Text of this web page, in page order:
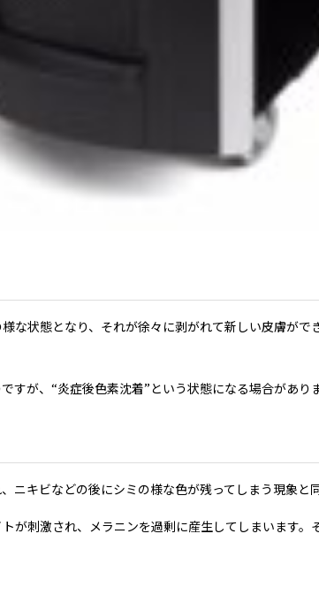
な状態となり、それが徐々に剥がれて新しい皮膚がで
すが、“炎症後色素沈着”という状態になる場合があり
ニキビなどの後にシミの様な色が残ってしまう現象と
が刺激され、メラニンを過剰に産生してしまいます。